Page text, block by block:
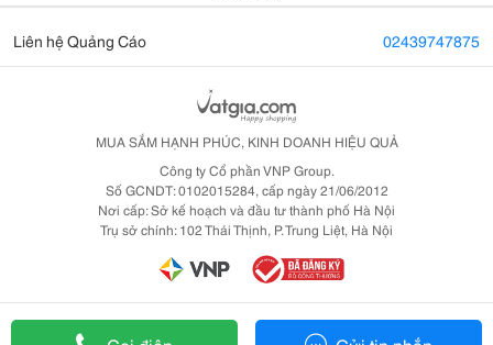
Liên hệ Quảng Cáo 02439747875
MUA SẮM HẠNH PHÚC, KINH DOANH HIỆU QUẢ
Công ty Cổ phần VNP Group.
Số GCNDT: 0102015284, cấp ngày 21/06/2012
Nơi cấp: Sở kế hoạch và đầu tư thành phố Hà Nội
Trụ sở chính: 102 Thái Thịnh, P. Trung Liệt, Hà Nội